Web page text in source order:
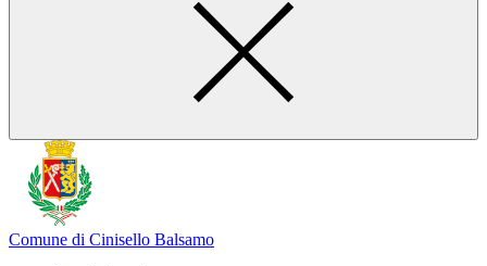
Comune di Cinisello Balsamo